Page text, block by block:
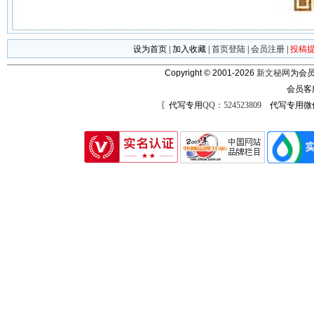
设为首页 加入收藏 首页登陆 会员注册 投稿
Copyright © 2001-2026 新文秘网 为会
会员
〖代写专用QQ：524523809代写专用微